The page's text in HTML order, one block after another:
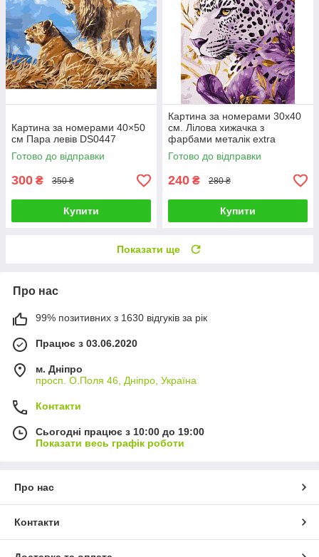
Картина за номерами 40×50
см Пара левів DS0447
Готово до відправки
300 ₴ 350 ₴
Купити
Картина за номерами 30х40
см. Лілова хижачка з
фарбами металік extra
Ідейка. KHO6728
Готово до відправки
240 ₴ 280 ₴
Купити
Показати ще
Про нас
99% позитивних з 1630 відгуків за рік
Працює з 03.06.2020
м. Дніпро
просп. О.Поля 46, Дніпро, Україна
Контакти
Сьогодні працює з 10:00 до 19:00
Показати весь графік роботи
Про нас
Контакти